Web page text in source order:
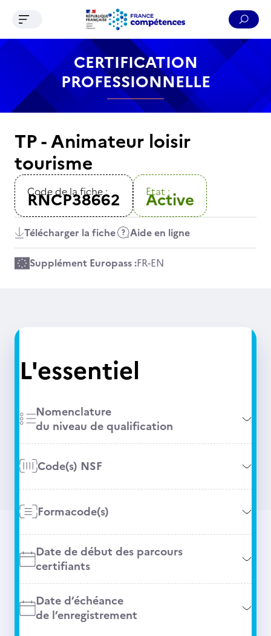
Contenu Recherche Menu Pied de page
Ouvrir le menu de navigation
CERTIFICATION
PROFESSIONNELLE
TP - Animateur loisir
tourisme
Code de la fiche :
RNCP38662 Etat :
Active
Télécharger la fiche Aide en ligne
Supplément Europass :FR-EN
L'essentiel
Nomenclature
du niveau de qualification
Code(s) NSF
Formacode(s)
Date de début des parcours
certifiants
Date d’échéance
de l’enregistrement